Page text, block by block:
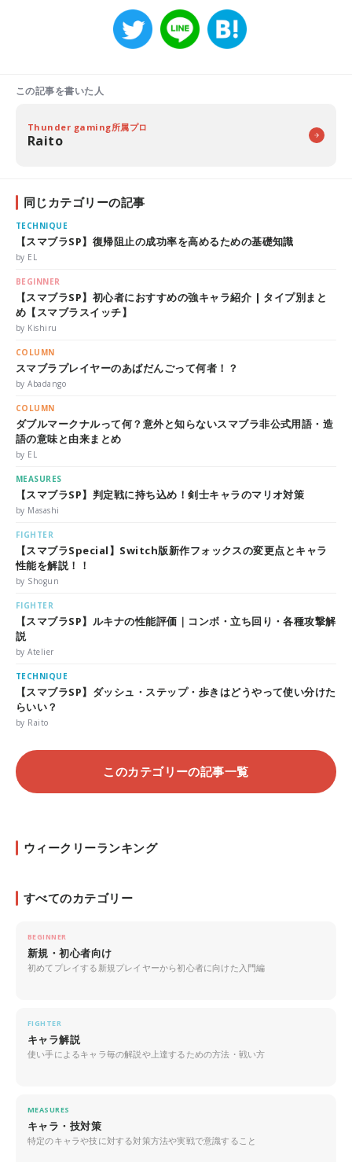
この記事を書いた人
Thunder gaming所属プロ
Raito
同じカテゴリーの記事
TECHNIQUE
【スマブラSP】復帰阻止の成功率を高めるための基礎知識
by EL
BEGINNER
【スマブラSP】初心者におすすめの強キャラ紹介 | タイプ別まと
め【スマブラスイッチ】
by Kishiru
COLUMN
スマブラプレイヤーのあばだんごって何者！？
by Abadango
COLUMN
ダブルマークナルって何？意外と知らないスマブラ非公式用語・造
語の意味と由来まとめ
by EL
MEASURES
【スマブラSP】判定戦に持ち込め！剣士キャラのマリオ対策
by Masashi
FIGHTER
【スマブラSpecial】Switch版新作フォックスの変更点とキャラ
性能を解説！！
by Shogun
FIGHTER
【スマブラSP】ルキナの性能評価｜コンボ・立ち回り・各種攻撃解
説
by Atelier
TECHNIQUE
【スマブラSP】ダッシュ・ステップ・歩きはどうやって使い分けた
らいい？
by Raito
このカテゴリーの記事一覧
ウィークリーランキング
すべてのカテゴリー
BEGINNER
新規・初心者向け
初めてプレイする新規プレイヤーから初心者に向けた入門編
FIGHTER
キャラ解説
使い手によるキャラ毎の解説や上達するための方法・戦い方
MEASURES
キャラ・技対策
特定のキャラや技に対する対策方法や実戦で意識すること